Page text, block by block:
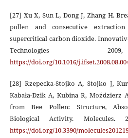
[27] Xu X, Sun L, Dong J, Zhang H.
pollen and consecutive
supercritical carbon dioxide.
Technologies
https://doi.org/10.1016/
[28] Rzepecka-Stojko A, Stojko J,
Kabała-Dzik A, Kubina R, Moździerz
from Bee Pollen: Structure,
Biological Activity. Molecules.
https://doi.org/10.3390/